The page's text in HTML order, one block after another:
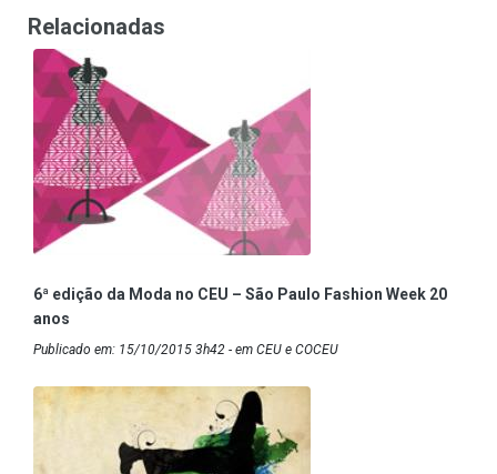
Relacionadas
6ª edição da Moda no CEU – São Paulo Fashion Week 20
anos
Publicado em: 15/10/2015 3h42 - em CEU e COCEU